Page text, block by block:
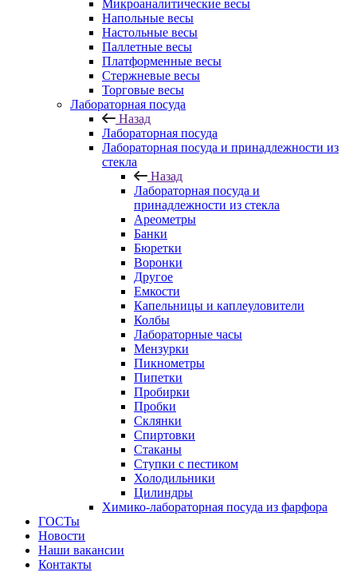
Микроаналитические весы
Напольные весы
Настольные весы
Паллетные весы
Платформенные весы
Стержневые весы
Торговые весы
Лабораторная посуда
Назад
Лабораторная посуда
Лабораторная посуда и принадлежности из
стекла
Назад
Лабораторная посуда и
принадлежности из стекла
Ареометры
Банки
Бюретки
Воронки
Другое
Емкости
Капельницы и каплеуловители
Колбы
Лабораторные часы
Мензурки
Пикнометры
Пипетки
Пробирки
Пробки
Склянки
Спиртовки
Стаканы
Ступки с пестиком
Холодильники
Цилиндры
Химико-лабораторная посуда из фарфора
ГОСТы
Новости
Наши вакансии
Контакты